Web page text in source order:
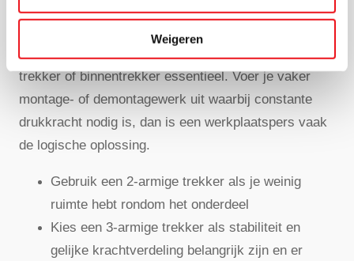
Weigeren
onderdeel, de beschikbare ruimte en de benodigde
kracht. Werk je veel aan lagers of andere onderdelen
die strak op een as zitten, dan is een passende
trekker of binnentrekker essentieel. Voer je vaker
montage- of demontagewerk uit waarbij constante
drukkracht nodig is, dan is een werkplaatspers vaak
de logische oplossing.
Gebruik een 2-armige trekker als je weinig
ruimte hebt rondom het onderdeel
Kies een 3-armige trekker als stabiliteit en
gelijke krachtverdeling belangrijk zijn en er